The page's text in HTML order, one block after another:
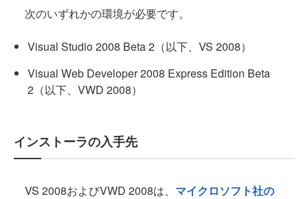
次のいずれかの環境が必要です。
Visual Studio 2008 Beta 2（以下、VS 2008）
Visual Web Developer 2008 Express Edition Beta
2（以下、VWD 2008）
インストーラの入手先
VS 2008およびVWD 2008は、 マイクロソフト社の